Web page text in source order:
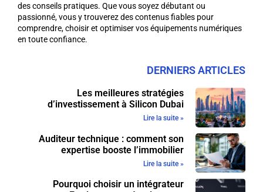
des conseils pratiques. Que vous soyez débutant ou
passionné, vous y trouverez des contenus fiables pour
comprendre, choisir et optimiser vos équipements numériques
en toute confiance.
DERNIERS ARTICLES
Les meilleures stratégies
d’investissement à Silicon Dubai
Lire la suite »
Auditeur technique : comment son
expertise booste l’immobilier
Lire la suite »
Pourquoi choisir un intégrateur